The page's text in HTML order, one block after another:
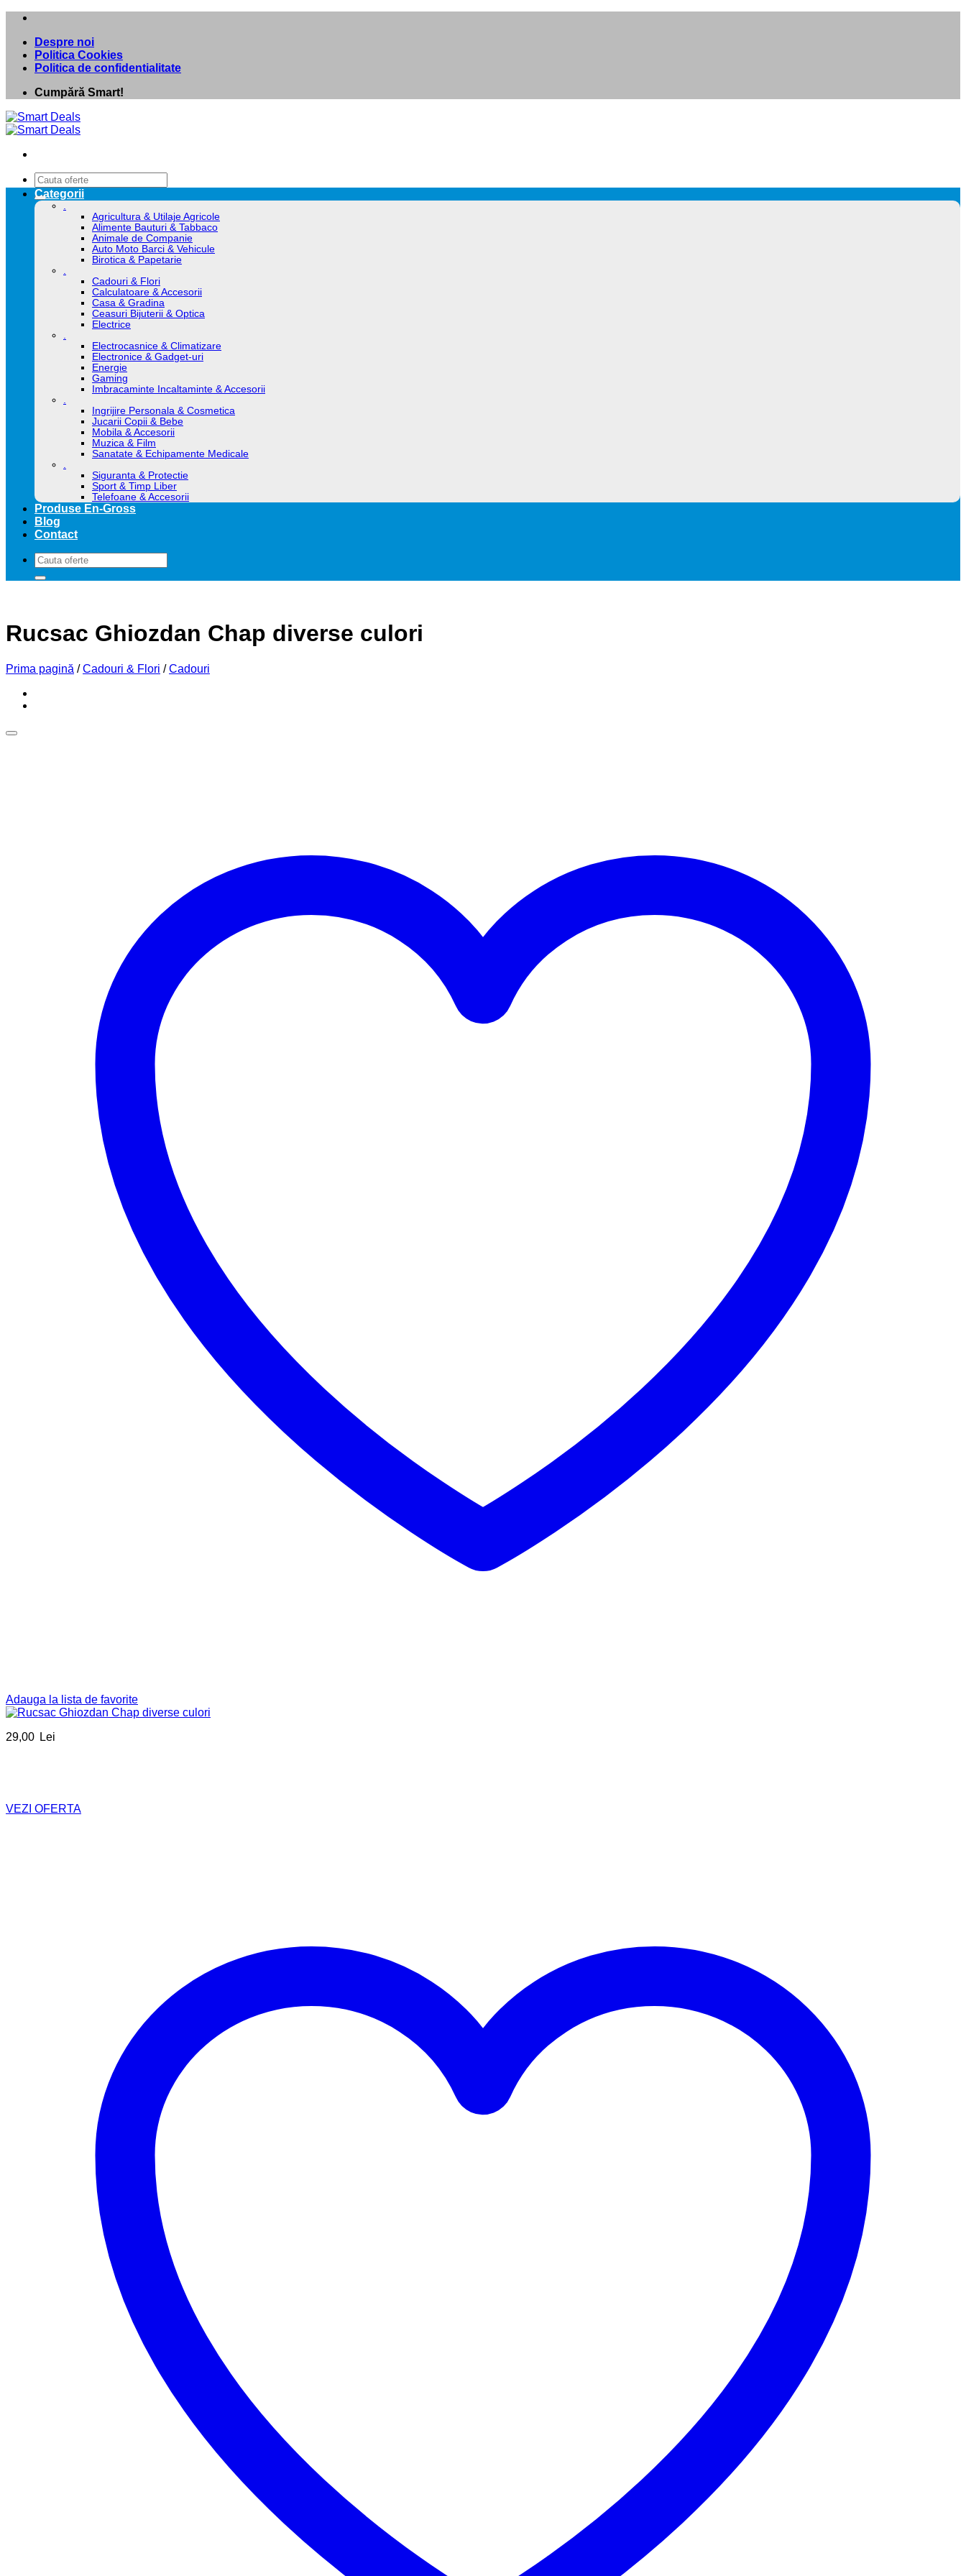
Skip
contentDespre noi
Politica Cookies
Politica de confidentialitate
Cumpără Smart!
Caută
după:
Categorii
.
Agricultura & Utilaje Agricole
Alimente Bauturi & Tabbaco
Animale de Companie
Auto Moto Barci & Vehicule
Birotica & Papetarie
.
Cadouri & Flori
Calculatoare & Accesorii
Casa & Gradina
Ceasuri Bijuterii & Optica
Electrice
.
Electrocasnice & Climatizare
Electronice & Gadget-uri
Energie
Gaming
Imbracaminte Incaltaminte & Accesorii
.
Ingrijire Personala & Cosmetica
Jucarii Copii & Bebe
Mobila & Accesorii
Muzica & Film
Sanatate & Echipamente Medicale
.
Siguranta & Protectie
Sport & Timp Liber
Telefoane & Accesorii
Produse En-Gross
Blog
Contact
Caută
după:
Rucsac Ghiozdan Chap diverse culori
Prima pagină / Cadouri & Flori / Cadouri
Adauga la lista de favorite
29,00 Lei
VEZI OFERTA